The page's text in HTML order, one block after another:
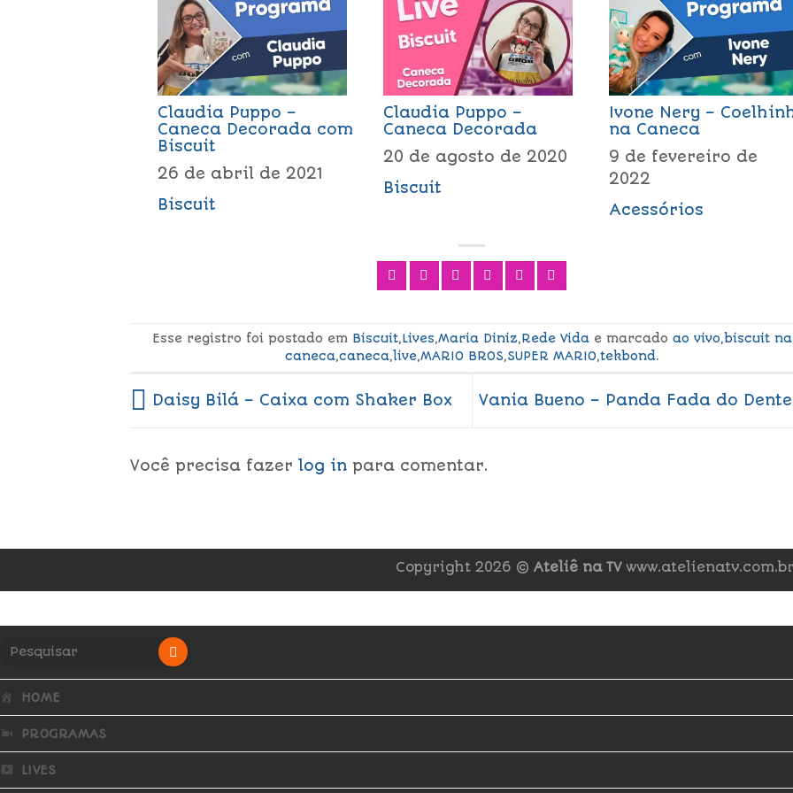
Claudia Puppo –
Caneca Decorada com
Biscuit
26 de abril de 2021
Biscuit
Claudia Puppo –
Caneca Decorada
20 de agosto de 2020
Biscuit
Ivone Nery –
na Caneca
9 de fevereiro de
2022
Acessórios
Esse registro foi postado em Biscuit,Lives,Maria Diniz,Rede Vidae marcado ao vivo,biscuit na
caneca,caneca,live,MARIO BROS,SUPER MARIO,tekbond.
Daisy Bilá – Caixa com Shaker Box Vania Bueno – Panda Fada do
Você precisa fazer log in para comentar.
Copyright 2026 © Ateliê na TV
HOME
PROGRAMAS
LIVES